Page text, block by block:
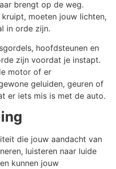
brengt op de weg.
moeten jouw lichten,
in orde zijn.
hoofdsteunen en
zijn voordat je instapt.
motor of er
geluiden, geuren of
er iets mis is met de auto.
die jouw aandacht van
luisteren naar luide
kunnen jouw